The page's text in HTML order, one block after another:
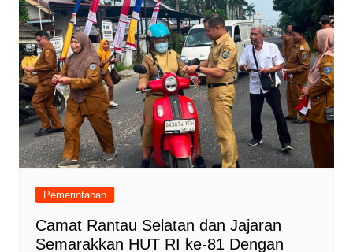
Pemerintahan
Camat Rantau Selatan dan Jajaran
Semarakkan HUT RI ke-81 Dengan